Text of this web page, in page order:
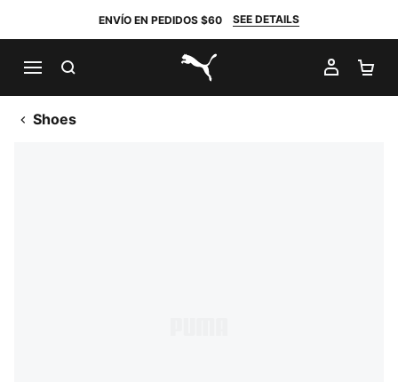
ENVÍO EN PEDIDOS $60 SEE DETAILS
PUMA.com
MI
Shoes